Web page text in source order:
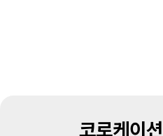
코로케이션